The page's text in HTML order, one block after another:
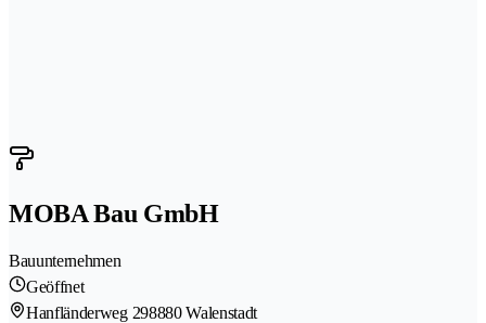
MOBA Bau GmbH
Bauunternehmen
Geöffnet
Hanfländerweg 298880 Walenstadt